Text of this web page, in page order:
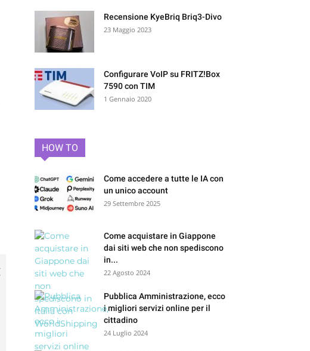
Recensione KyeBriq Briq3-Divo
23 Maggio 2023
Configurare VoIP su FRITZ!Box
7590 con TIM
1 Gennaio 2020
HOW TO
Come accedere a tutte le IA con
un unico account
29 Settembre 2025
Come acquistare in Giappone
dai siti web che non spediscono
in...
22 Agosto 2024
Pubblica Amministrazione, ecco
i migliori servizi online per il
cittadino
24 Luglio 2024